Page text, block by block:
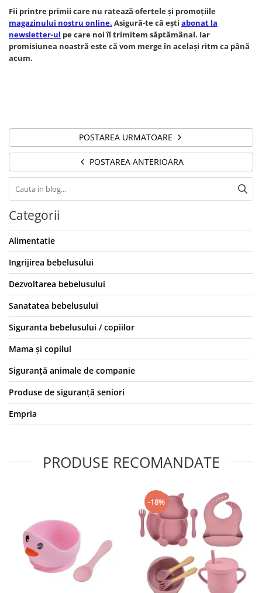
Fii printre primii care nu ratează ofertele și promoțiile
magazinului nostru online. Asigură-te că ești abonat la
newsletter-ul pe care noi îl trimitem săptămânal. Iar
promisiunea noastră este că vom merge în același ritm ca până
acum.
POSTAREA URMATOARE
POSTAREA ANTERIOARA
Categorii
Alimentatie
Ingrijirea bebelusului
Dezvoltarea bebelusului
Sanatatea bebelusului
Siguranta bebelusului / copiilor
Mama și copilul
Siguranță animale de companie
Produse de siguranță seniori
Empria
PRODUSE RECOMANDATE
-18%